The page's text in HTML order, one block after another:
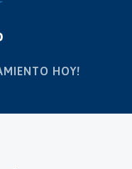
HOY!